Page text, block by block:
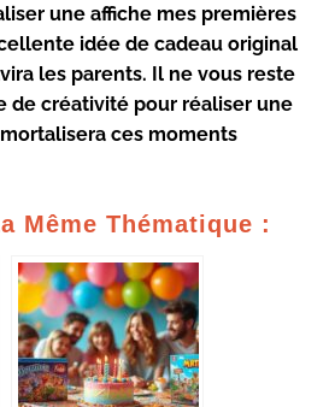
une affiche mes premières
idée de cadeau original
les parents. Il ne vous reste
de créativité pour réaliser une
ces moments
Même Thématique :